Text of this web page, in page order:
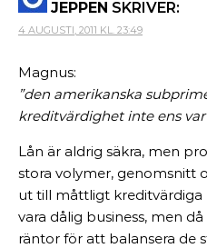
JEPPEN SKRIVER:
4 AUGUSTI, 2011 KL. 23:49
Magnus:
”den amerikanska
kreditvärdighet inte ens
Lån är aldrig säkra, men
stora volymer, genomsnitt
ut till måttligt
vara dålig business, men
räntor för att balansera de